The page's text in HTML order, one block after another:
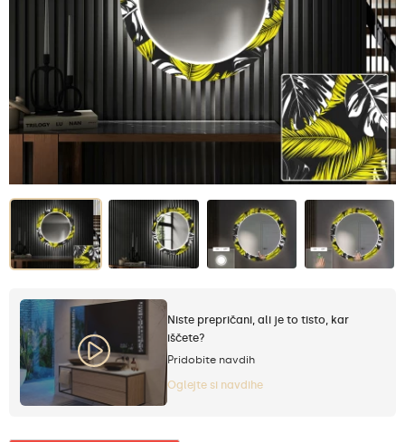
Niste prepričani, ali je to tisto, kar
iščete?
Pridobite navdih
Oglejte si navdihe